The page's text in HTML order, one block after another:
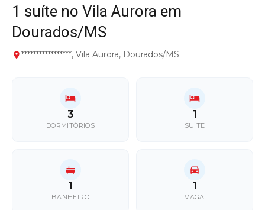
1 suíte no Vila Aurora em
Dourados/MS
*****************, Vila Aurora, Dourados/MS
3
DORMITÓRIOS
1
SUÍTE
1
BANHEIRO
1
VAGA